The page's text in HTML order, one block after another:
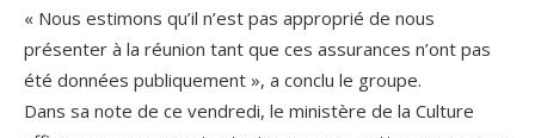
« Nous estimons qu’il n’est pas approprié de nous
présenter à la réunion tant que ces assurances n’ont pas
été données publiquement », a conclu le groupe.
Dans sa note de ce vendredi, le ministère de la Culture